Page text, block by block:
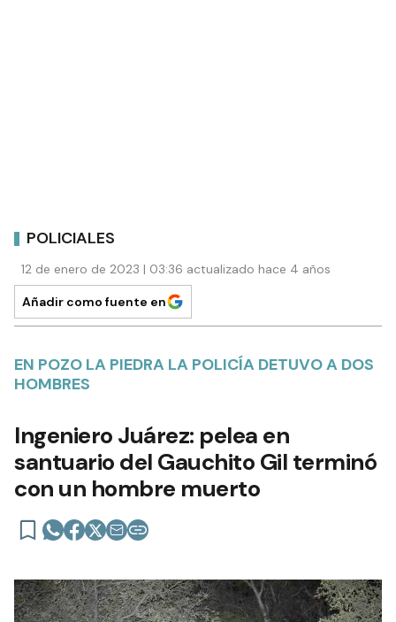
POLICIALES
12 de enero de 2023 | 03:36 actualizado hace 4 años
Añadir como fuente en
EN POZO LA PIEDRA LA POLICÍA DETUVO A DOS
HOMBRES
Ingeniero Juárez: pelea en
santuario del Gauchito Gil terminó
con un hombre muerto